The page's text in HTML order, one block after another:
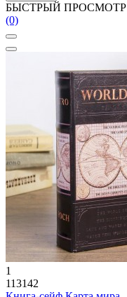
БЫСТРЫЙ ПРОСМОТР
(0)
1
113142